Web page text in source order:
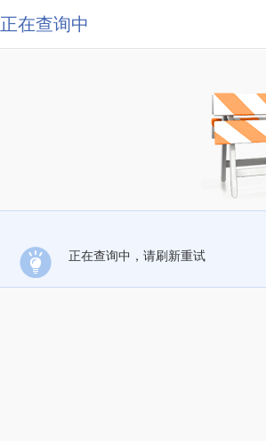
正在查询中
正在查询中，请刷新重试